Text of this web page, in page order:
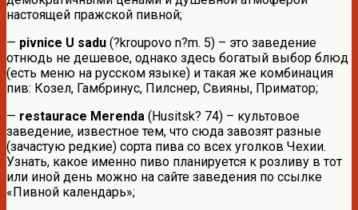
настоящей пражской пивной;
— pivnice U sadu (?kroupovo n?m. 5) – это заведение
отнюдь не дешевое, однако здесь богатый выбор блюд
(есть меню на русском языке) и такая же комбинация
пив: Козел, Гамбринус, Пилснер, Свияны, Приматор;
— restaurace Merenda (Husitsk? 74) – культовое
заведение, известное тем, что сюда завозят разные
(зачастую редкие) сорта пива со всех уголков Чехии.
Узнать, какое именно пиво планируется к розливу в тот
или иной день можно на сайте заведения по ссылке
«Пивной календарь»;